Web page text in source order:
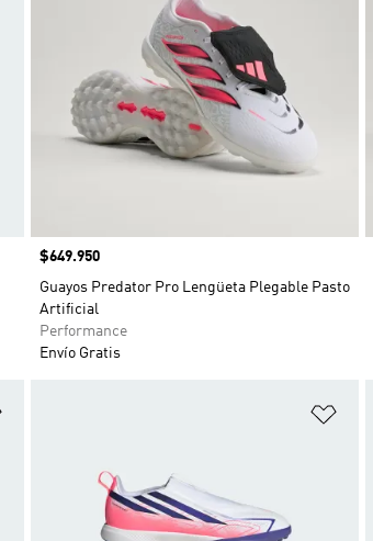
Precio
$649.950
Guayos Predator Pro Lengüeta Plegable Pasto
Artificial
Performance
Envío Gratis